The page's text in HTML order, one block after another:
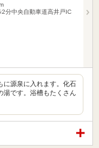
分中央自動車道高井戸IC
に源泉に入れます。化石
湯です。浴槽もたくさん